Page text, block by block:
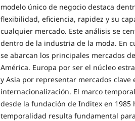
modelo único de negocio destaca
flexibilidad, eficiencia, rapidez y su
cualquier mercado. Este análisis se
dentro de la industria de la moda. En
se abarcan los principales mercados
América. Europa por ser el núcleo
y Asia por representar mercados clave
internacionalización. El marco
desde la fundación de Inditex en 1985
temporalidad resulta fundamental